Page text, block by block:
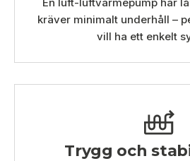
kräver minimalt underhåll –
vill ha ett enkelt
Trygg och